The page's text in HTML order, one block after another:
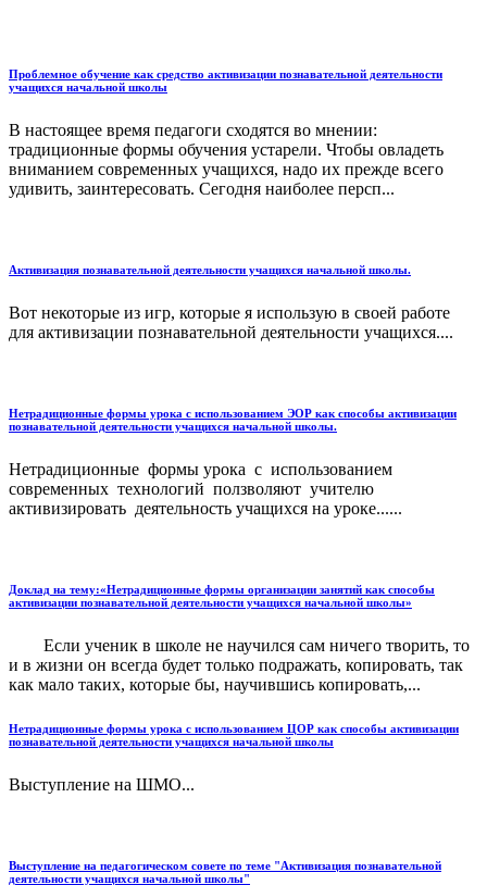
Проблемное обучение как средство активизации познавательной деятельности
учащихся начальной школы
В настоящее время педагоги сходятся во мнении:
традиционные формы обучения устарели. Чтобы овладеть
вниманием современных учащихся, надо их прежде всего
удивить, заинтересовать. Сегодня наиболее персп...
Активизация познавательной деятельности учащихся начальной школы.
Вот некоторые из игр, которые я использую в своей работе
для активизации познавательной деятельности учащихся....
Нетрадиционные формы урока с использованием ЭОР как способы активизации
познавательной деятельности учащихся начальной школы.
Нетрадиционные формы урока с использованием
современных технологий ползволяют учителю
активизировать деятельность учащихся на уроке......
Доклад на тему:«Нетрадиционные формы организации занятий как способы
активизации познавательной деятельности учащихся начальной школы»
Если ученик в школе не научился сам ничего творить, то
и в жизни он всегда будет только подражать, копировать, так
как мало таких, которые бы, научившись копировать,...
Нетрадиционные формы урока с использованием ЦОР как способы активизации
познавательной деятельности учащихся начальной школы
Выступление на ШМО...
Выступление на педагогическом совете по теме "Активизация познавательной
деятельности учащихся начальной школы"